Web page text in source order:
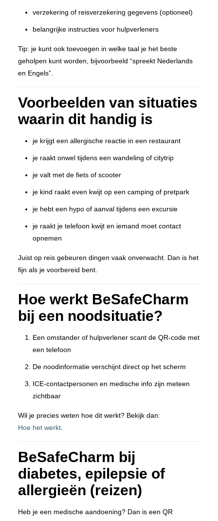
verzekering of reisverzekering gegevens (optioneel)
belangrijke instructies voor hulpverleners
Tip: je kunt ook toevoegen in welke taal je het beste
geholpen kunt worden, bijvoorbeeld “spreekt Nederlands
en Engels”.
Voorbeelden van situaties
waarin dit handig is
je krijgt een allergische reactie in een restaurant
je raakt onwel tijdens een wandeling of citytrip
je valt met de fiets of scooter
je kind raakt even kwijt op een camping of pretpark
je hebt een hypo of aanval tijdens een excursie
je raakt je telefoon kwijt en iemand moet contact
opnemen
Juist op reis gebeuren dingen vaak onverwacht. Dan is het
fijn als je voorbereid bent.
Hoe werkt BeSafeCharm
bij een noodsituatie?
Een omstander of hulpverlener scant de QR-code met
een telefoon
De noodinformatie verschijnt direct op het scherm
ICE-contactpersonen en medische info zijn meteen
zichtbaar
Wil je precies weten hoe dit werkt? Bekijk dan:
Hoe het werkt.
BeSafeCharm bij
diabetes, epilepsie of
allergieën (reizen)
Heb je een medische aandoening? Dan is een QR